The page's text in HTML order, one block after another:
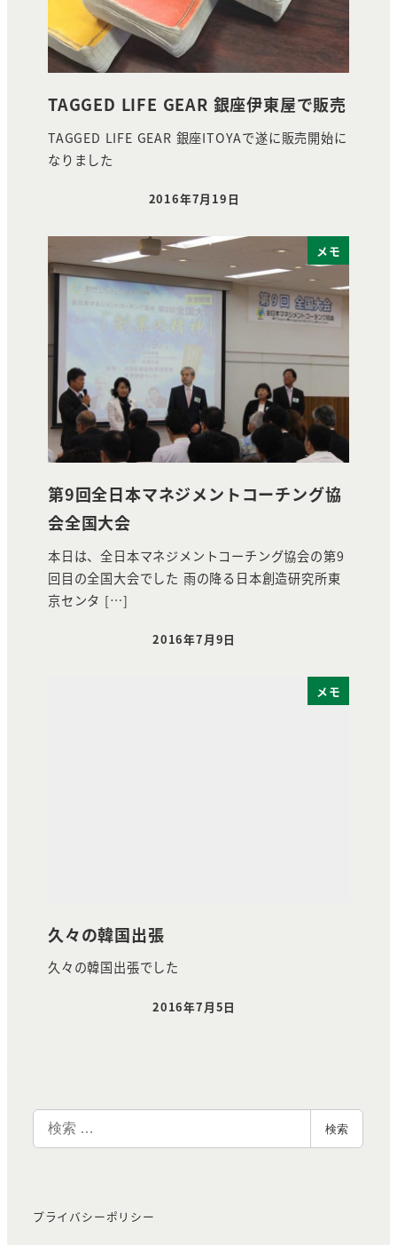
TAGGED LIFE GEAR 銀座伊東屋で販売
TAGGED LIFE GEAR 銀座ITOYAで遂に販売開始に
なりました
投稿日
2016年7月19日
メモ
第9回全日本マネジメントコーチング協
会全国大会
本日は、全日本マネジメントコーチング協会の第9
回目の全国大会でした 雨の降る日本創造研究所東
京センタ […]
投稿日
2016年7月9日
メモ
久々の韓国出張
久々の韓国出張でした
投稿日
2016年7月5日
索
検索
プライバシーポリシー